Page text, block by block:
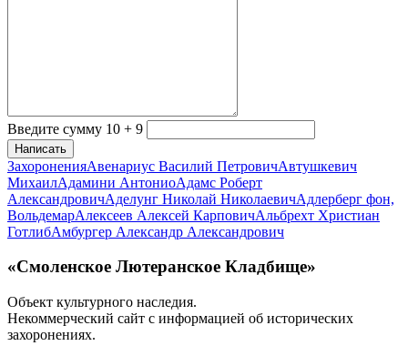
Введите сумму 10 + 9
Написать
ЗахороненияАвенариус Василий ПетровичАвтушкевич
МихаилАдамини АнтониоАдамс Роберт
АлександровичАделунг Николай НиколаевичАдлерберг фон,
ВольдемарАлексеев Алексей КарповичАльбрехт Христиан
ГотлибАмбургер Александр Александрович
«Смоленское Лютеранское Кладбище»
Объект культурного наследия.
Некоммерческий сайт с информацией об исторических
захоронениях.